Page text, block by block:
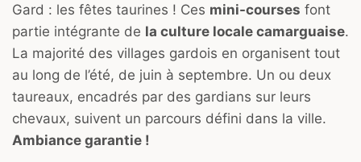
Gard : les fêtes taurines ! Ces mini-courses font
partie intégrante de la culture locale camarguaise.
La majorité des villages gardois en organisent tout
au long de l’été, de juin à septembre. Un ou deux
taureaux, encadrés par des gardians sur leurs
chevaux, suivent un parcours défini dans la ville.
Ambiance garantie !